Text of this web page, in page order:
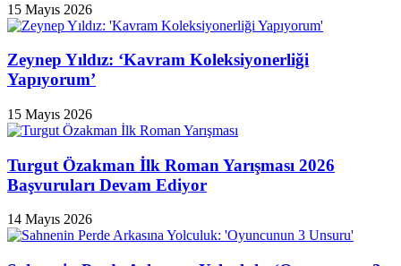
15 Mayıs 2026
Zeynep Yıldız: ‘Kavram Koleksiyonerliği
Yapıyorum’
15 Mayıs 2026
Turgut Özakman İlk Roman Yarışması 2026
Başvuruları Devam Ediyor
14 Mayıs 2026